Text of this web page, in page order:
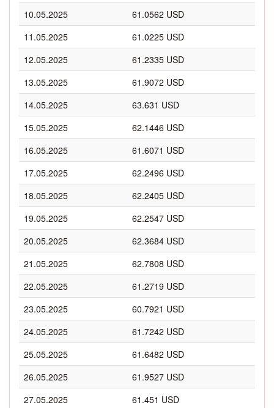
10.05.2025
61.0562 USD
11.05.2025
61.0225 USD
12.05.2025
61.2335 USD
13.05.2025
61.9072 USD
14.05.2025
63.631 USD
15.05.2025
62.1446 USD
16.05.2025
61.6071 USD
17.05.2025
62.2496 USD
18.05.2025
62.2405 USD
19.05.2025
62.2547 USD
20.05.2025
62.3684 USD
21.05.2025
62.7808 USD
22.05.2025
61.2719 USD
23.05.2025
60.7921 USD
24.05.2025
61.7242 USD
25.05.2025
61.6482 USD
26.05.2025
61.9527 USD
27.05.2025
61.451 USD